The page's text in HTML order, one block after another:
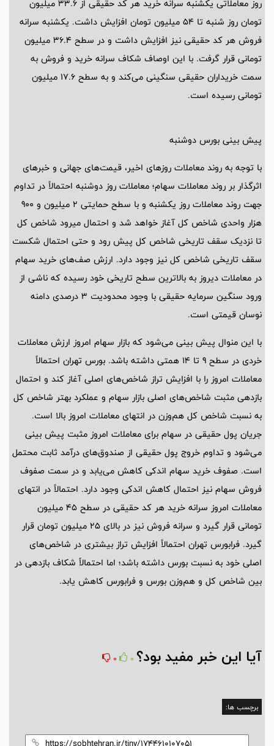
روز معاملاتی یکشنبه سرانه خرید هر کد حقیقی از 33.6 میلیون
تومان روز شنبه تا 54 میلیون تومان افزایش داشت. یکشنبه سرانه
فروش هر کد حقیقی نیز افزایش داشت و در سطح 36.4 میلیون
تومانی قرار گرفت. با این اوصاف شکاف سرانه خرید و فروش به
سمت خریداران حقیقی سنگینی می‌کند و به سطح 17.6 میلیون
تومانی رسیده است.
پیش بینی بورس دوشنبه
با توجه به روند معاملات روز‌های اخیر، قیمت‌های جهانی و خبر‌های
اثرگذار بر روند معاملات سهام؛ معاملات روز دوشنبه احتمالاً در تداوم
جهت روند معاملات روز یکشنبه و با سطح حمایتی 2 میلیون و 900
هزار واحدی شاخص کل آغاز خواهد شد و احتمال میرود شاخص کل
تا نزدیک سقف تاریخی شاخص کل پیش رود و حتی احتمال شکست
سقف تاریخی شاخص کل نیز وجود دارد. ارزش صف‌های خرید سهام
در معاملات دیروز به بالاترین سطح تاریخی خود رسیده که ناشی از
ورود سنگین سرمایه حقیقی با وجود محدودیت 3 درصدی دامنه
نوسان قیمتی است.
با این منوال پیش بینی می‌شود که بازار سهام امروز ارزش معاملات
خردی در سطح 9 تا 14 همتی داشته باشد. بورس تهران احتمالاً
معاملات امروز را با افزایش تراز شاخص‌های اصلی آغاز کند و احتمال
بازدهی مثبت شاخص‌های اصلی بازار سهام و عملکرد بهتر شاخص کل
به نسبت شاخص کل هم‌وزن در انتهای معاملات امروز بالا است.
جریان پول حقیقی در سهام برای معاملات امروز مثبت پیش بینی
می‌شود و تداوم خروج پول حقیقی از صندوق‌های درآمد ثابت محتمل
است. صفوف خرید سهام اندکی کاهش می‌یابد و در سمت صفوف
فروش سهام نیز احتمال کاهش اندکی وجود دارد. احتمالاً در انتهای
معاملات امروز سرانه خرید هر کد حقیقی در سطح 45 میلیون
تومانی قرار گیرد و سرانه فروش نیز در بالای 25 میلیون تومان قرار
گیرد. فرابورس تهران احتمالاً افزایش تراز بیشتری در شاخص‌های
اصلی خود به نسبت بورس داشته باشد؛ اما احتمالاً شکاف بازدهی در
بین شاخص کل و هم‌وزن بورس و فرابورس کاهش یابد.
آیا این خبر مفید بود؟ 0
0
برچسب ها: